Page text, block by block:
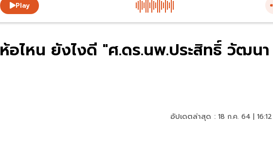
Play
อไหน ยังไงดี "ศ.ดร.นพ.ประสิทธิ์ วัฒนา
อัปเดตล่าสุด : 18 ก.ค. 64 |